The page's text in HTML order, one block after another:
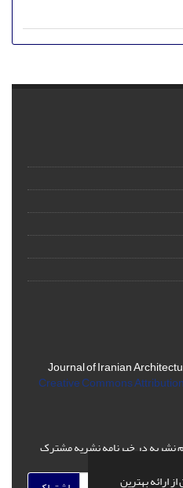
ارائه بهترین
Journal of Iranian
Creative Commons
نشریه در خبرنامه نشریه مشترک